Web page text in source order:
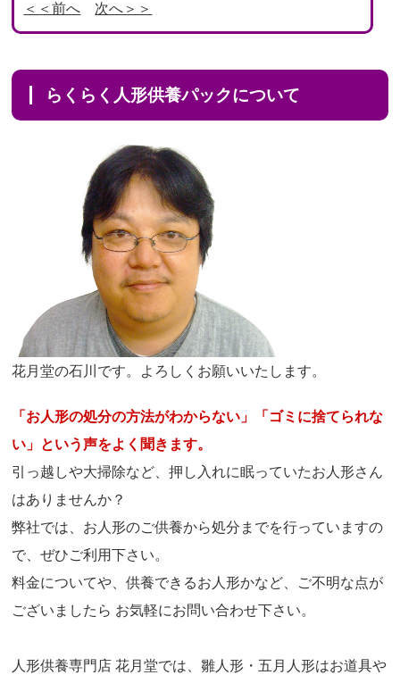
＜＜前へ 次へ＞＞
らくらく人形供養パックについて
花月堂の石川です。よろしくお願いいたします。
「お人形の処分の方法がわからない」「ゴミに捨てられな
い」という声をよく聞きます。
引っ越しや大掃除など、押し入れに眠っていたお人形さん
はありませんか？
弊社では、お人形のご供養から処分までを行っていますの
で、ぜひご利用下さい。
料金についてや、供養できるお人形かなど、ご不明な点が
ございましたら お気軽にお問い合わせ下さい。
人形供養専門店 花月堂では、雛人形・五月人形はお道具や